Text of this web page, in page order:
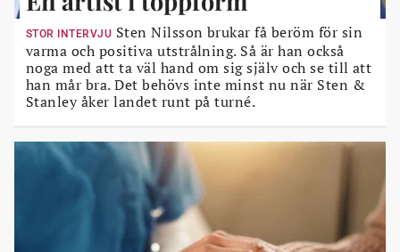
STOR INTERVJU Sten Nilsson brukar få beröm för sin
varma och positiva utstrålning. Så är han också
noga med att ta väl hand om sig själv och se till att
han mår bra. Det behövs inte minst nu när Sten &
Stanley åker landet runt på turné.